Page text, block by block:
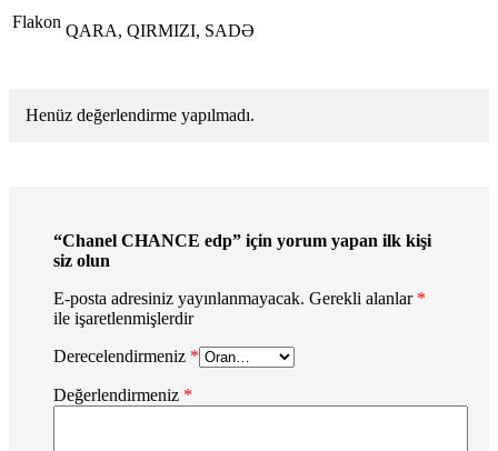
Flakon QARA, QIRMIZI, SADƏ
Henüz değerlendirme yapılmadı.
“Chanel CHANCE edp” için yorum yapan ilk kişi
siz olun
E-posta adresiniz yayınlanmayacak. Gerekli alanlar *
ile işaretlenmişlerdir
Derecelendirmeniz *
Değerlendirmeniz *